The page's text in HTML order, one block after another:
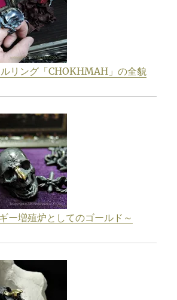
リング「CHOKHMAH」の全貌
ー増殖炉としてのゴールド～